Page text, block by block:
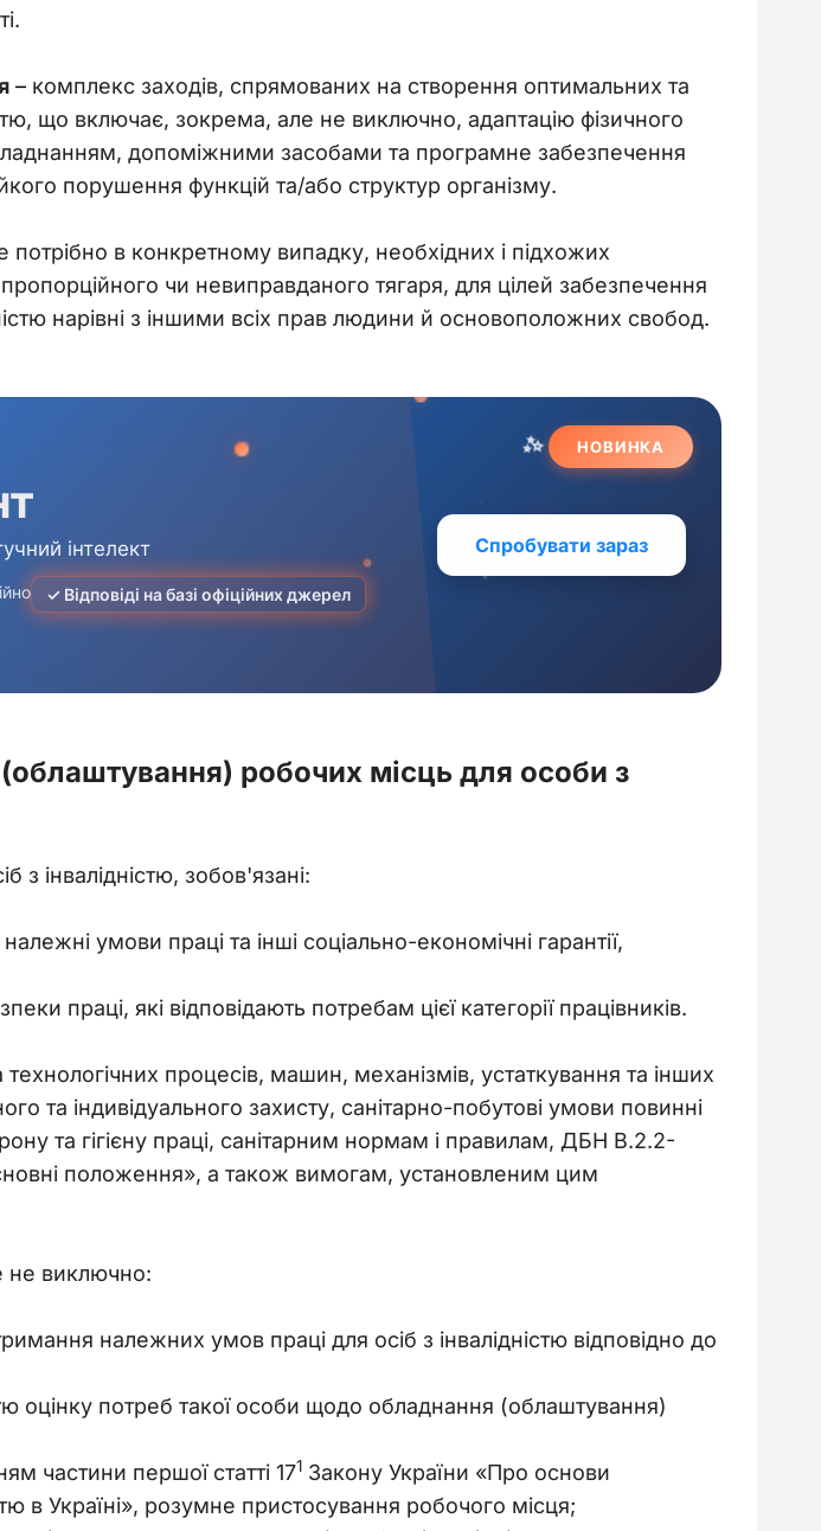
– комплекс заходів, спрямованих на створення оптимальних та
що включає, зокрема, але не виключно, адаптацію фізичного
допоміжними засобами та програмне забезпечення
порушення функцій та/або структур організму.
потрібно в конкретному випадку, необхідних і підхожих
чи невиправданого тягаря, для цілей забезпечення
нарівні з іншими всіх прав людини й основоположних свобод.
робочих місць для особи з
з інвалідністю, зобов'язані:
умови праці та інші соціально-економічні гарантії,
праці, які відповідають потребам цієї категорії працівників.
технологічних процесів, машин, механізмів, устаткування та інших
та індивідуального захисту, санітарно-побутові умови повинні
та гігієну праці, санітарним нормам і правилам, ДБН В.2.2-
положення», а також вимогам, установленим цим
не виключно:
належних умов праці для осіб з інвалідністю відповідно до
оцінку потреб такої особи щодо обладнання (облаштування)
частини першої статті 171 Закону України «Про основи
в Україні», розумне пристосування робочого місця;